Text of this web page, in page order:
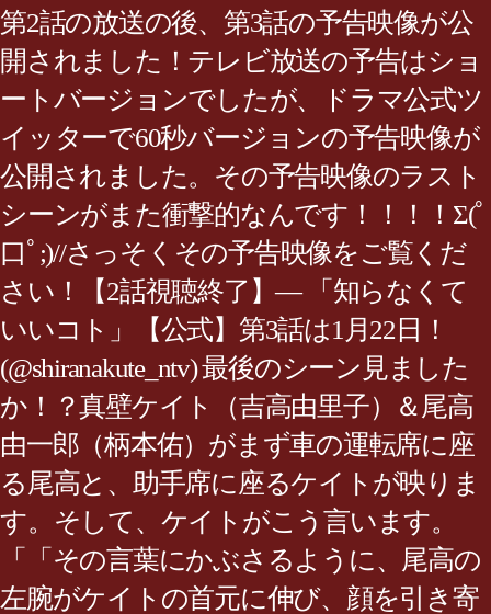
第2話の放送の後、第3話の予告映像が公
開されました！テレビ放送の予告はショ
ートバージョンでしたが、ドラマ公式ツ
イッターで60秒バージョンの予告映像が
公開されました。その予告映像のラスト
シーンがまた衝撃的なんです！！！！Σ(ﾟ
口ﾟ;)//さっそくその予告映像をご覧くだ
さい！【2話視聴終了】— 「知らなくて
いいコト」【公式】第3話は1月22日！
(@shiranakute_ntv) 最後のシーン見ました
か！？真壁ケイト（吉高由里子）＆尾高
由一郎（柄本佑）がまず車の運転席に座
る尾高と、助手席に座るケイトが映りま
す。そして、ケイトがこう言います。
「「その言葉にかぶさるように、尾高の
左腕がケイトの首元に伸び、顔を引き寄